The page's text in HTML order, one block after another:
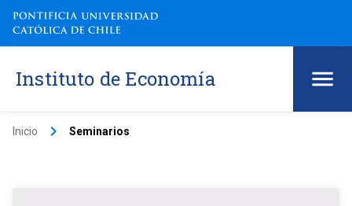
Instituto de Economía
Inicio keyboard_arrow_right Seminarios